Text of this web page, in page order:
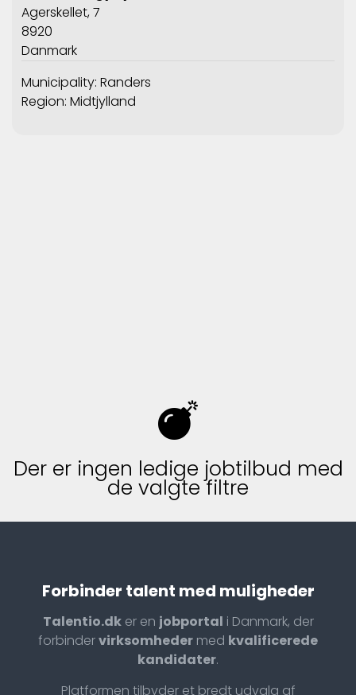
Agerskellet, 7
8920
Danmark
Municipality: Randers
Region: Midtjylland
Der er ingen ledige jobtilbud med
de valgte filtre
Forbinder talent med muligheder
Talentio.dker en jobportal i Danmark, der
forbindervirksomheder med kvalificerede
kandidater.
Platformen tilbyder et bredt udvalg af